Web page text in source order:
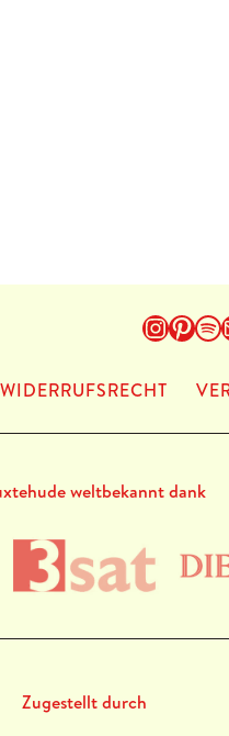
WIDERRUFSRECHT
weltbekannt dank
Zugestellt durch